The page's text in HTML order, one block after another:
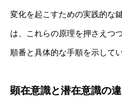
変化を起こすための実践的な
は、これらの原理を押さえつ
順番と具体的な手順を示して
顕在意識と潜在意識の